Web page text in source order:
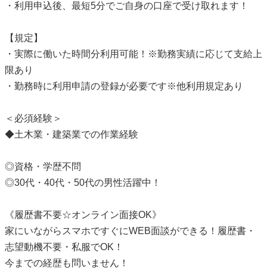
・利用申込後、最短5分でご自身の口座で受け取れます！
【規定】
・実際に働いた時間分利用可能！※勤務実績に応じて支給上
限あり
・勤務時に利用申請の登録が必要です※他利用規定あり
＜必須経験＞
◆土木業・建築業での作業経験
◎資格・学歴不問
◎30代・40代・50代の男性活躍中！
《履歴書不要☆オンライン面接OK》
家にいながらスマホですぐにWEB面談ができる！履歴書・
志望動機不要・私服でOK！
今までの経歴も問いません！